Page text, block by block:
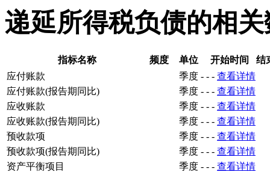
递延所得税负债的相
指标名称 频度 单位 开始时间
结
应付账款
季度 - - - 查看详情
应付账款(报告期同比)
季度 - - - 查看详情
应收账款
季度 - - - 查看详情
应收账款(报告期同比)
季度 - - - 查看详情
预收款项
季度 - - - 查看详情
预收款项(报告期同比)
季度 - - - 查看详情
资产平衡项目
季度 - - - 查看详情